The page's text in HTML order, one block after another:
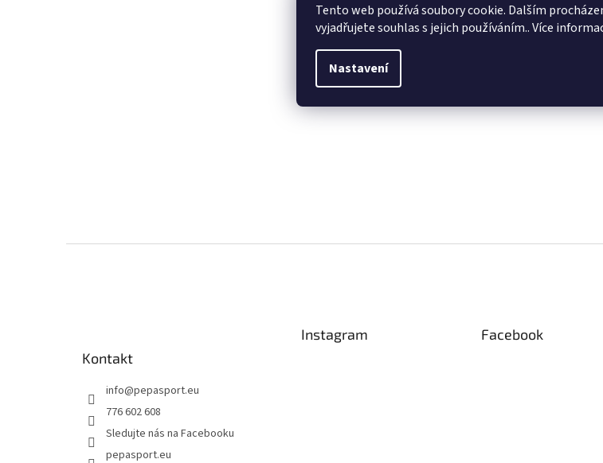
Tento web používá soubory cookie. Dalším
vyjadřujete souhlas s jejich používáním.. Více
Nastavení
Kontakt
info@pepasport.eu
776 602 608
Sledujte nás na Facebooku
pepasport.eu
Instagram Facebook